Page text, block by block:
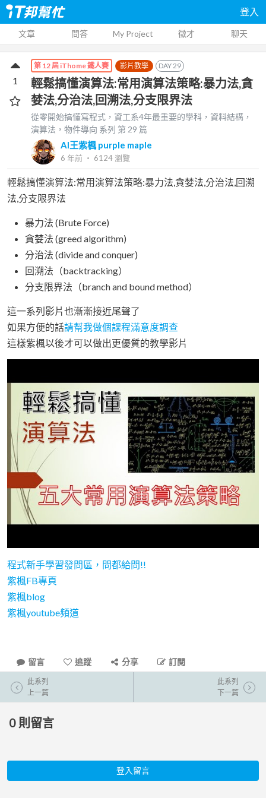
登入
文章 問答 My Project 徵才 聊天
第 12 屆 iThome 鐵人賽 影片教學 DAY29
輕鬆搞懂演算法:常用演算法策略:暴力法,貪
婪法,分治法,回溯法,分支限界法
從零開始搞懂寫程式，資工系4年最重要的學科，資料結構，
演算法，物件導向 系列 第29 篇
AI王紫楓 purple maple
6 年前 ‧ 6124瀏覽
1
輕鬆搞懂演算法:常用演算法策略:暴力法,貪婪法,分治法,回溯
法,分支限界法
暴力法 (Brute Force)
貪婪法 (greed algorithm)
分治法 (divide and conquer)
回溯法（backtracking）
分支限界法（branch and bound method）
這一系列影片也漸漸接近尾聲了
如果方便的話請幫我做個課程滿意度調查
這樣紫楓以後才可以做出更優質的教學影片
程式新手學習發問區，問都給問!!
紫楓FB專頁
紫楓blog
紫楓youtube頻道
留言 追蹤 分享 訂閱
此系列
上一篇
此系列
下一篇
0 則留言
登入留言